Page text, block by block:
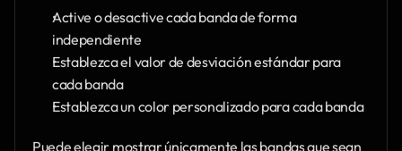
Active o desactive cada banda de forma
independiente
Establezca el valor de desviación estándar para
cada banda
Establezca un color personalizado para cada banda
Puede elegir mostrar únicamente las bandas que sean